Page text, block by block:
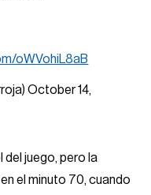
oWVohiL8aB
October 14,
del juego, pero la
el minuto 70, cuando